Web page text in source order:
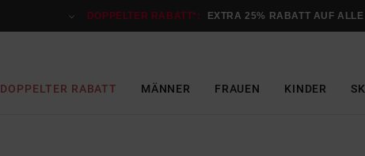
DOPPELTER RABATT*: EXTRA 25% RABATT AUF
DOPPELTER RABATT MÄNNER FRAUEN KINDER